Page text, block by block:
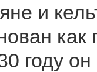
и
как
году он